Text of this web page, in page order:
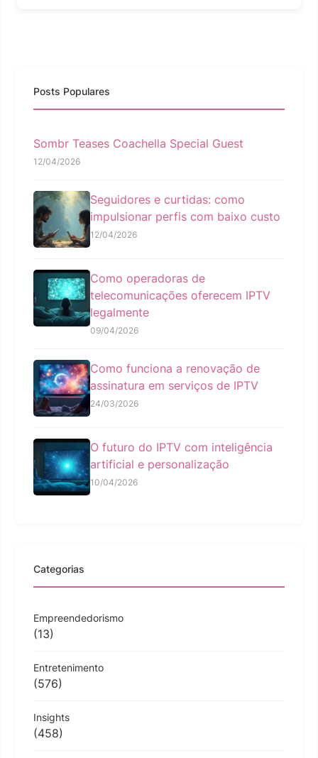
Posts Populares
Sombr Teases Coachella Special Guest
12/04/2026
Seguidores e curtidas: como
impulsionar perfis com baixo custo
12/04/2026
Como operadoras de
telecomunicações oferecem IPTV
legalmente
09/04/2026
Como funciona a renovação de
assinatura em serviços de IPTV
24/03/2026
O futuro do IPTV com inteligência
artificial e personalização
10/04/2026
Categorias
Empreendedorismo
(13)
Entretenimento
(576)
Insights
(458)